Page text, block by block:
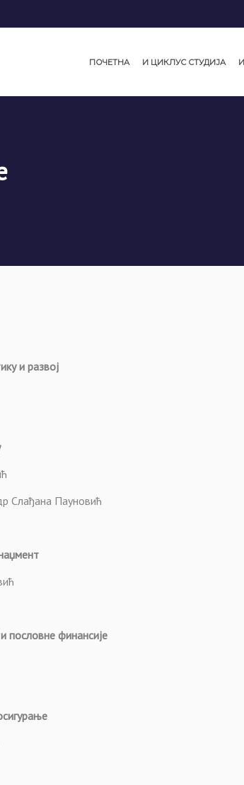
ПОЧЕТНА И ЦИКЛУС СТУДИЈА
и развој
Слађана Пауновић
пословне финансије